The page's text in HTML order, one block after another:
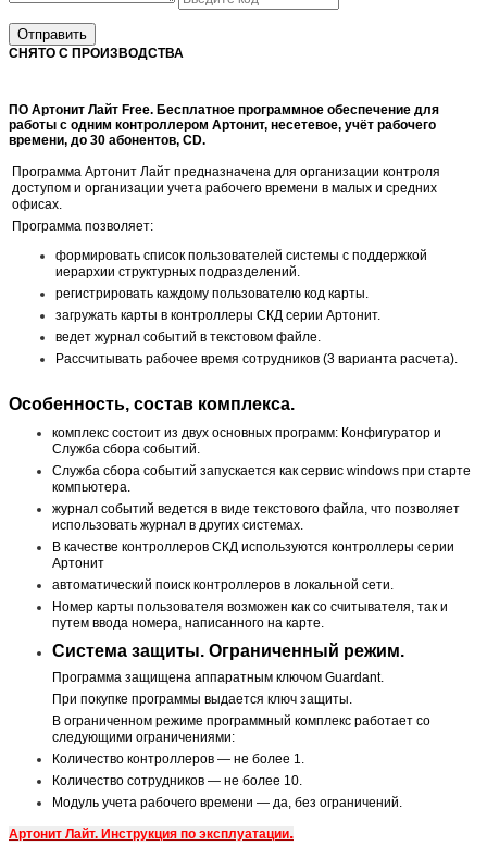
Отправить
СНЯТО С ПРОИЗВОДСТВА
ПО Артонит Лайт Free. Бесплатное программное обеспечение для
работы с одним контроллером Артонит, несетевое, учёт рабочего
времени, до 30 абонентов, CD.
Программа Артонит Лайт предназначена для организации контроля
доступом и организации учета рабочего времени в малых и средних
офисах.
Программа позволяет:
формировать список пользователей системы с поддержкой
иерархии структурных подразделений.
регистрировать каждому пользователю код карты.
загружать карты в контроллеры СКД серии Артонит.
ведет журнал событий в текстовом файле.
Рассчитывать рабочее время сотрудников (3 варианта расчета).
Особенность, состав комплекса.
комплекс состоит из двух основных программ: Конфигуратор и
Служба сбора событий.
Служба сбора событий запускается как сервис windows при старте
компьютера.
журнал событий ведется в виде текстового файла, что позволяет
использовать журнал в других системах.
В качестве контроллеров СКД используются контроллеры серии
Артонит
автоматический поиск контроллеров в локальной сети.
Номер карты пользователя возможен как со считывателя, так и
путем ввода номера, написанного на карте.
Система защиты. Ограниченный режим.
Программа защищена аппаратным ключом Guardant.
При покупке программы выдается ключ защиты.
В ограниченном режиме программный комплекс работает со
следующими ограничениями:
Количество контроллеров — не более 1.
Количество сотрудников — не более 10.
Модуль учета рабочего времени — да, без ограничений.
Артонит Лайт. Инструкция по эксплуатации.